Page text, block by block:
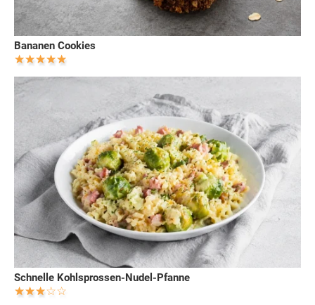
Bananen Cookies
Schnelle Kohlsprossen-Nudel-Pfanne